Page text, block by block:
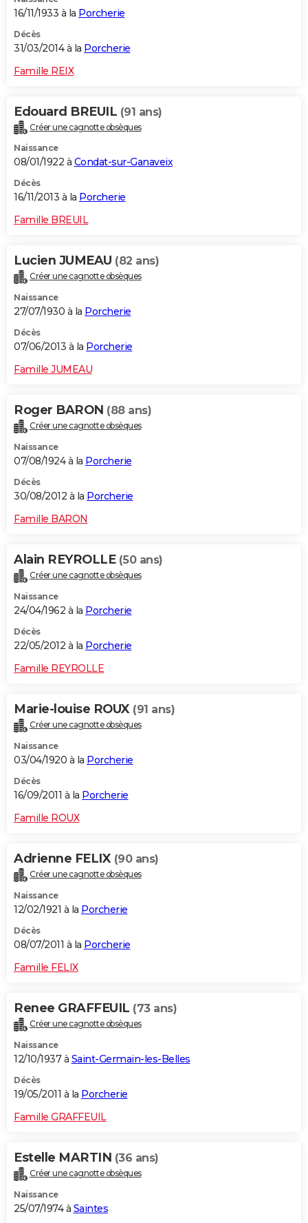
16/11/1933 à la Porcherie
Décès
31/03/2014 à la Porcherie
Famille REIX
Edouard BREUIL (91 ans)
Créer une cagnotte obsèques
Naissance
08/01/1922 à Condat-sur-Ganaveix
Décès
16/11/2013 à la Porcherie
Famille BREUIL
Lucien JUMEAU (82 ans)
Créer une cagnotte obsèques
Naissance
27/07/1930 à la Porcherie
Décès
07/06/2013 à la Porcherie
Famille JUMEAU
Roger BARON (88 ans)
Créer une cagnotte obsèques
Naissance
07/08/1924 à la Porcherie
Décès
30/08/2012 à la Porcherie
Famille BARON
Alain REYROLLE (50 ans)
Créer une cagnotte obsèques
Naissance
24/04/1962 à la Porcherie
Décès
22/05/2012 à la Porcherie
Famille REYROLLE
Marie-louise ROUX (91 ans)
Créer une cagnotte obsèques
Naissance
03/04/1920 à la Porcherie
Décès
16/09/2011 à la Porcherie
Famille ROUX
Adrienne FELIX (90 ans)
Créer une cagnotte obsèques
Naissance
12/02/1921 à la Porcherie
Décès
08/07/2011 à la Porcherie
Famille FELIX
Renee GRAFFEUIL (73 ans)
Créer une cagnotte obsèques
Naissance
12/10/1937 à Saint-Germain-les-Belles
Décès
19/05/2011 à la Porcherie
Famille GRAFFEUIL
Estelle MARTIN (36 ans)
Créer une cagnotte obsèques
Naissance
25/07/1974 à Saintes